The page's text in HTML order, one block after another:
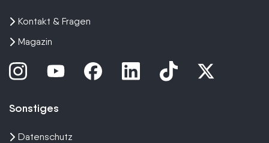
Kontakt & Fragen
Magazin
Sonstiges
Datenschutz